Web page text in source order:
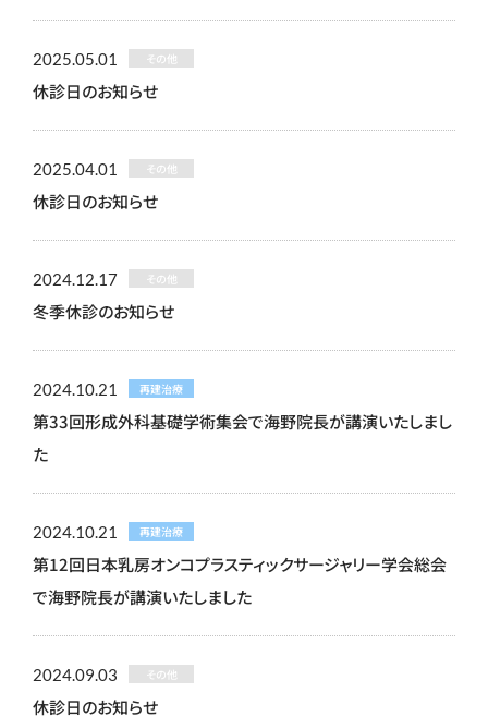
2025.05.01 その他
休診日のお知らせ
2025.04.01 その他
休診日のお知らせ
2024.12.17 その他
冬季休診のお知らせ
2024.10.21 再建治療
第33回形成外科基礎学術集会で海野院長が講演いたしまし
た
2024.10.21 再建治療
第12回日本乳房オンコプラスティックサージャリー学会総会
で海野院長が講演いたしました
2024.09.03 その他
休診日のお知らせ